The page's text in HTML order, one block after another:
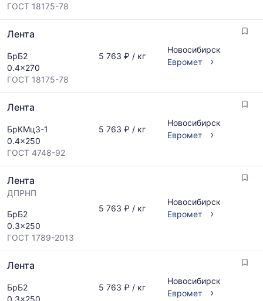
ГОСТ 18175-78
Лента
БрБ2
0.4x270
ГОСТ 18175-78
5 763 ₽ / кг
Новосибирск
Евромет
›
Лента
БрКМц3-1
0.4x250
ГОСТ 4748-92
5 763 ₽ / кг
Новосибирск
Евромет
›
Лента
ДПРНП
БрБ2
0.3x250
ГОСТ 1789-2013
5 763 ₽ / кг
Новосибирск
Евромет
›
Лента
БрБ2
0.3x250
5 763 ₽ / кг
Новосибирск
Евромет
›